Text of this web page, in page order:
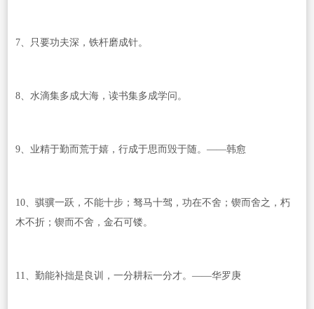
7、只要功夫深，铁杆磨成针。
8、水滴集多成大海，读书集多成学问。
9、业精于勤而荒于嬉，行成于思而毁于随。——韩愈
10、骐骥一跃，不能十步；驽马十驾，功在不舍；锲而舍之，朽
木不折；锲而不舍，金石可镂。
11、勤能补拙是良训，一分耕耘一分才。——华罗庚